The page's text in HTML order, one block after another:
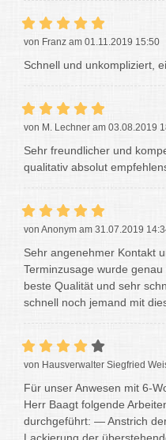
von Franz am 01.11.2019 15:50
Schnell und unkompliziert,
von M. Lechner am 03.08.2019
Sehr freundlicher und
qualitativ absolut
von Anonym am 31.07.2019
Sehr angenehmer Kontakt
Terminzusage wurde
beste Qualität und sehr
schnell noch jemand mit
von Hausverwalter Siegfried
Für unser Anwesen mit 6-
Herr Baagt folgende
durchgeführt: — Anstrich